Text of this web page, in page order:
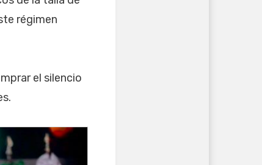
régimen
el silencio